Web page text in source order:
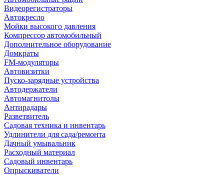
Видеорегистраторы
Автокресло
Мойки высокого давления
Компрессор автомобильный
Дополнительное оборудование
Домкраты
FM-модуляторы
Автовизитки
Пуско-зарядные устройства
Автодержатели
Автомагнитолы
Антирадары
Разветвитель
Садовая техника и инвентарь
Удлинители для сада/ремонта
Дачный умывальник
Расходный материал
Садовый инвентарь
Опрыскиватели